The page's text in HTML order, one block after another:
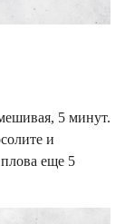
5 минут.
и
еще 5